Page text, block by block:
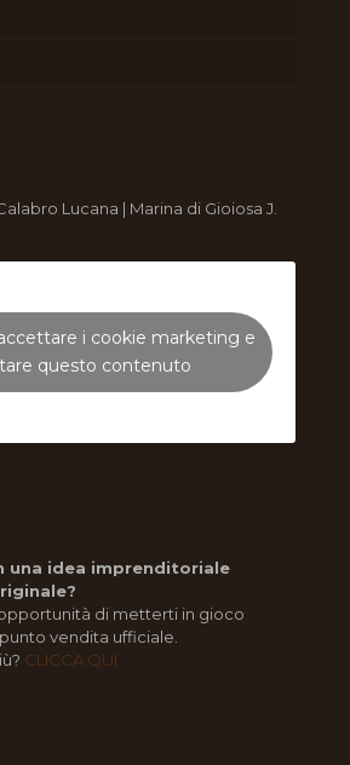
Lucana | Marina di Gioiosa J.
i cookie marketing e
questo contenuto
una idea imprenditoriale
di metterti in gioco
vendita ufficiale.
CLICCA QUI